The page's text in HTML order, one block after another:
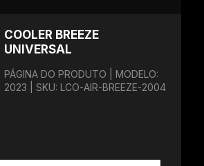
COOLER BREEZE
UNIVERSAL
PÁGINA DO PRODUTO | MODELO:
2023 | SKU: LCO-AIR-BREEZE-2004